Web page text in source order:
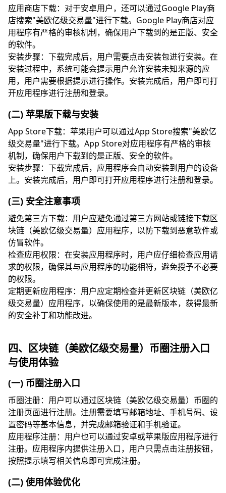
应用商店下载：对于安卓用户，还可以通过Google Play商
店搜索"美欧亿级交易量"进行下载。Google Play商店对应
用程序有严格的审核机制，确保用户下载到的是正版、安全
的软件。
安装步骤：下载完成后，用户需要点击安装包进行安装。在
安装过程中，系统可能会提示用户允许安装未知来源的应
用，用户需要根据提示进行操作。安装完成后，用户即可打
开应用程序进行注册和登录。
(二) 苹果版下载与安装
App Store下载：苹果用户可以通过App Store搜索"美欧亿
级交易量"进行下载。App Store对应用程序有严格的审核
机制，确保用户下载到的是正版、安全的软件。
安装步骤：下载完成后，应用程序会自动安装到用户的设备
上。安装完成后，用户即可打开应用程序进行注册和登录。
(三) 安全注意事项
避免第三方下载：用户应避免通过第三方网站或链接下载区
块链（美欧亿级交易量）应用程序，以防下载到恶意软件或
仿冒软件。
检查应用权限：在安装应用程序时，用户应仔细检查应用请
求的权限，确保其与应用程序的功能相符，避免授予不必要
的权限。
定期更新应用程序：用户应定期检查并更新区块链（美欧亿
级交易量）应用程序，以确保使用的是最新版本，获得最新
的安全补丁和功能改进。
四、区块链（美欧亿级交易量）币圈注册入口
与使用体验
(一) 币圈注册入口
币圈注册：用户可以通过区块链（美欧亿级交易量）币圈的
注册页面进行注册。注册需要填写邮箱地址、手机号码、设
置密码等基本信息，并完成邮箱验证和手机验证。
应用程序注册：用户也可以通过安卓或苹果版应用程序进行
注册。应用程序内提供注册入口，用户只需点击注册按钮，
按照提示填写相关信息即可完成注册。
(二) 使用体验优化